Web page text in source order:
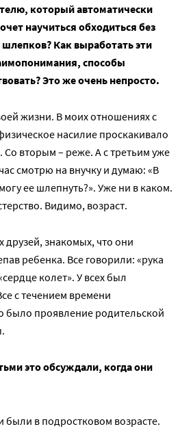
который автоматически
научиться обходиться без
Как выработать эти
способы
Это же очень непросто.
жизни. В моих отношениях с
насилие проскакивало
Со вторым – реже. А с третьим уже
смотрю на внучку и думаю: «В
ее шлепнуть?». Уже ни в каком.
Видимо, возраст.
друзей, знакомых, что они
ребенка. Все говорили: «рука
колет». У всех был
с течением времени
было проявление родительской
это обсуждали, когда они
были в подростковом возрасте.